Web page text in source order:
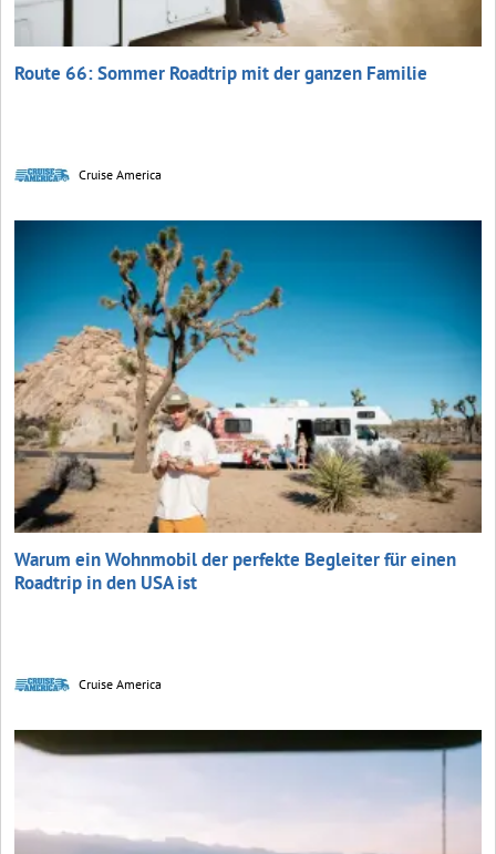
Route 66: Sommer Roadtrip mit der ganzen Familie
Cruise America
Warum ein Wohnmobil der perfekte Begleiter für einen
Roadtrip in den USA ist
Cruise America